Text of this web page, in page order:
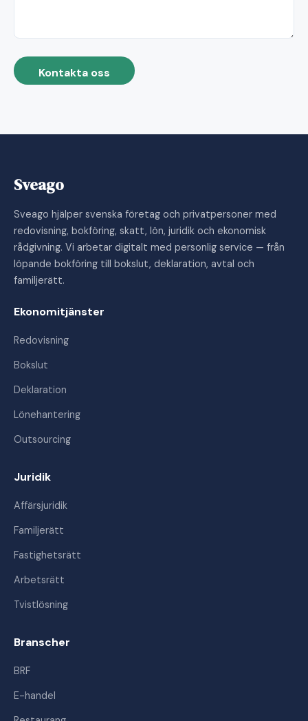
Kontakta oss
Sveago
Sveago hjälper svenska företag och privatpersoner med
redovisning, bokföring, skatt, lön, juridik och ekonomisk
rådgivning. Vi arbetar digitalt med personlig service — från
löpande bokföring till bokslut, deklaration, avtal och
familjerätt.
Ekonomitjänster
Redovisning
Bokslut
Deklaration
Lönehantering
Outsourcing
Juridik
Affärsjuridik
Familjerätt
Fastighetsrätt
Arbetsrätt
Tvistlösning
Branscher
BRF
E-handel